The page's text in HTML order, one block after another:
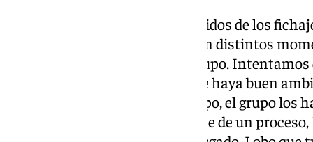
Valoración de los primeros partidos de los
proceso diferente y ha llegado en distintos
que están involucrados en el grupo.
privilegio de venir a trabajar que haya buen
muy bien en la dinámica de grupo, el grupo los
un poquito más, Castel que viene de un